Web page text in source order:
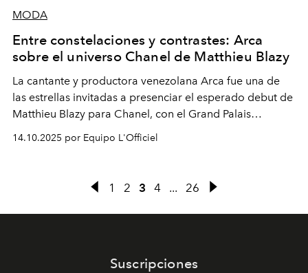
MODA
Entre constelaciones y contrastes: Arca
sobre el universo Chanel de Matthieu Blazy
La cantante y productora venezolana Arca fue una de
las estrellas invitadas a presenciar el esperado debut de
Matthieu Blazy para Chanel, con el Grand Palais
transformado en un cosmos de luz y movimiento. Desde
París, Arca comparte con L’OFFICIEL su visión sobre este
14.10.2025 por Equipo L'Officiel
1 2 3 4 ... 26
Suscripciones